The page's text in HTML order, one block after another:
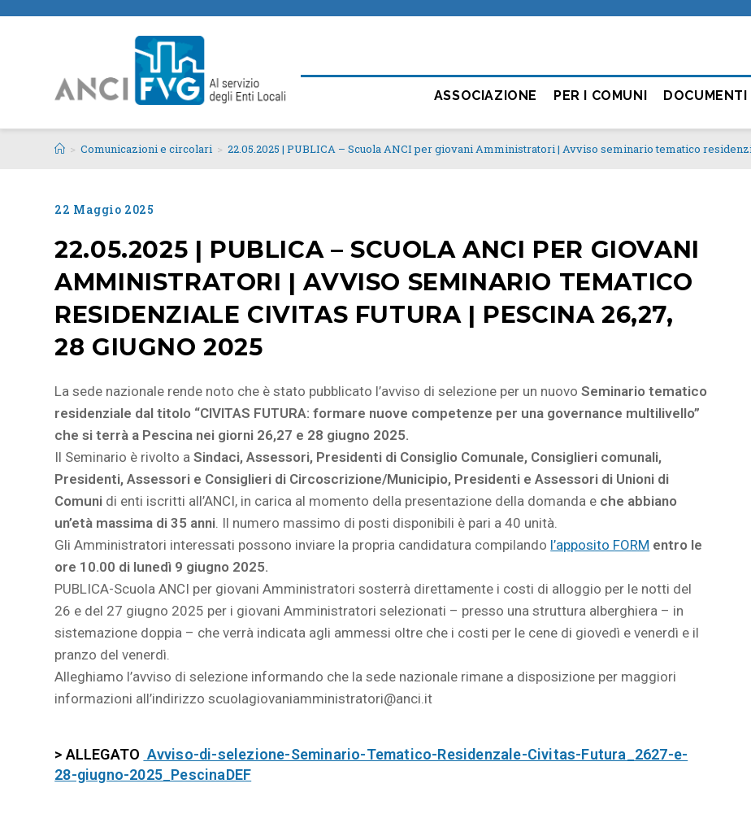
ASSOCIAZIONE PER I COMUNI DOCUMENTI
> Comunicazioni e circolari > 22.05.2025 | PUBLICA – Scuola ANCI per giovani Amministratori | Avviso seminario tematico
22 Maggio 2025
22.05.2025 | PUBLICA – SCUOLA ANCI PER GIOVANI
AMMINISTRATORI | AVVISO SEMINARIO TEMATICO
RESIDENZIALE CIVITAS FUTURA | PESCINA 26,27,
28 GIUGNO 2025
La sede nazionale rende noto che è stato pubblicato l’avviso di selezione per un nuovoSeminario tematico
residenziale dal titolo “CIVITAS FUTURA: formare nuove competenze per una governance multilivello”
che si terrà a Pescina nei giorni 26,27 e 28 giugno 2025.
Il Seminario è rivolto aSindaci, Assessori, Presidenti di Consiglio Comunale, Consiglieri comunali,
Presidenti, Assessori e Consiglieri di Circoscrizione/Municipio, Presidenti e Assessori di Unioni di
Comuni di enti iscritti all’ANCI, in carica al momento della presentazione della domanda e che abbiano
un’età massima di 35 anni. Il numero massimo di posti disponibili è pari a 40 unità.
Gli Amministratori interessati possono inviare la propria candidatura compilando l’apposito FORM entro le
ore 10.00 di lunedì 9 giugno 2025.
PUBLICA-Scuola ANCI per giovani Amministratori sosterrà direttamente i costi di alloggio per le notti del
26 e del 27 giugno 2025 per i giovani Amministratori selezionati – presso una struttura alberghiera – in
sistemazione doppia – che verrà indicata agli ammessi oltre che i costi per le cene di giovedì e venerdì e il
pranzo del venerdì.
Alleghiamo l’avviso di selezione informando che la sede nazionale rimane a disposizione per maggiori
informazioni all’indirizzo scuolagiovaniamministratori@anci.it
> ALLEGATO Avviso-di-selezione-Seminario-Tematico-Residenzale-Civitas-Futura_2627-e-
28-giugno-2025_PescinaDEF